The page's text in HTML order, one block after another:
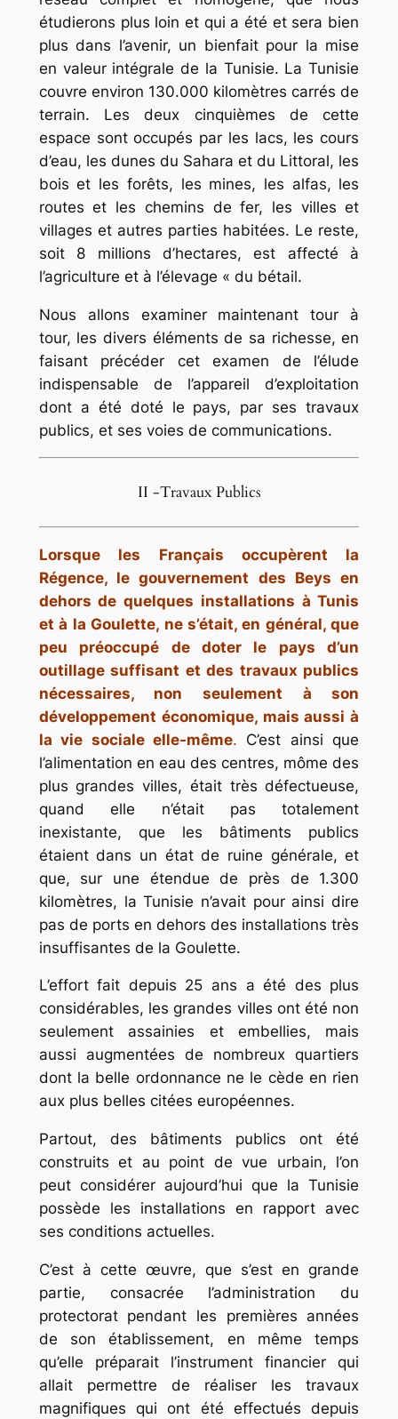
étudierons plus loin et qui a été et sera bien
plus dans l’avenir, un bienfait pour la mise
en valeur intégrale de la Tunisie. La Tunisie
couvre environ 130.000 kilomètres carrés de
terrain. Les deux cinquièmes de cette
espace sont occupés par les lacs, les cours
d’eau, les dunes du Sahara et du Littoral, les
bois et les forêts, les mines, les alfas, les
routes et les chemins de fer, les villes et
villages et autres parties habitées. Le reste,
soit 8 millions d’hectares, est affecté à
l’agriculture et à l’élevage « du bétail.
Nous allons examiner maintenant tour à
tour, les divers éléments de sa richesse, en
faisant précéder cet examen de l’élude
indispensable de l’appareil d’exploitation
dont a été doté le pays, par ses travaux
publics, et ses voies de communications.
II -Travaux Publics
Lorsque les Français occupèrent la
Régence, le gouvernement des Beys en
dehors de quelques installations à Tunis
et à la Goulette, ne s’était, en général, que
peu préoccupé de doter le pays d’un
outillage suffisant et des travaux publics
nécessaires, non seulement à son
développement économique, mais aussi à
la vie sociale elle-même. C’est ainsi que
l’alimentation en eau des centres, môme des
plus grandes villes, était très défectueuse,
quand elle n’était pas totalement
inexistante, que les bâtiments publics
étaient dans un état de ruine générale, et
que, sur une étendue de près de 1.300
kilomètres, la Tunisie n’avait pour ainsi dire
pas de ports en dehors des installations très
insuffisantes de la Goulette.
L’effort fait depuis 25 ans a été des plus
considérables, les grandes villes ont été non
seulement assainies et embellies, mais
aussi augmentées de nombreux quartiers
dont la belle ordonnance ne le cède en rien
aux plus belles citées européennes.
Partout, des bâtiments publics ont été
construits et au point de vue urbain, l’on
peut considérer aujourd’hui que la Tunisie
possède les installations en rapport avec
ses conditions actuelles.
C’est à cette œuvre, que s’est en grande
partie, consacrée l’administration du
protectorat pendant les premières années
de son établissement, en même temps
qu’elle préparait l’instrument financier qui
allait permettre de réaliser les travaux
magnifiques qui ont été effectués depuis